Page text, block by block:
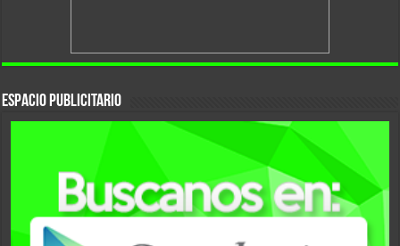
Espacio Publicitario